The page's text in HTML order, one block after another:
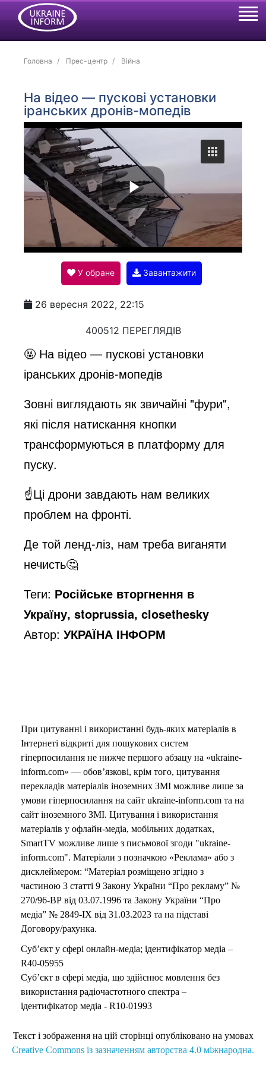
Головна Прес-центр Війна
На відео — пускові установки
іранських дронів-мопедів
P
l
a
y
V
i
d
e
o
У обране Завантажити
26 вересня 2022, 22:15
400512 ПЕРЕГЛЯДІВ
🤬 На відео — пускові установки
іранських дронів-мопедів
Зовні виглядають як звичайні "фури",
які після натискання кнопки
трансформуються в платформу для
пуску.
☝️Ці дрони завдають нам великих
проблем на фронті.
Де той ленд-ліз, нам треба виганяти
нечисть🤔
Теги: Російське вторгнення в
Україну, stoprussia, closethesky
Автор:УКРАЇНА ІНФОРМ
При цитуванні і використанні будь-яких матеріалів в
Інтернеті відкриті для пошукових систем
гіперпосилання не нижче першого абзацу на «ukraine-
inform.com» — обов’язкові, крім того, цитування
перекладів матеріалів іноземних ЗМІ можливе лише за
умови гіперпосилання на сайт ukraine-inform.com та на
сайт іноземного ЗМІ. Цитування і використання
матеріалів у офлайн-медіа, мобільних додатках,
SmartTV можливе лише з письмової згоди "ukraine-
inform.com". Матеріали з позначкою «Реклама» або з
дисклеймером: “Матеріал розміщено згідно з
частиною 3 статті 9 Закону України “Про рекламу” №
270/96-ВР від 03.07.1996 та Закону України “Про
медіа” № 2849-IX від 31.03.2023 та на підставі
Договору/рахунка.
Суб’єкт у сфері онлайн-медіа; ідентифікатор медіа –
R40-05955
Суб’єкт в сфері медіа, що здійснює мовлення без
використання радіочастотного спектра –
ідентифікатор медіа - R10-01993
Текст і зображення на цій сторінці опубліковано на умовах
Creative Commons із зазначенням авторства 4.0 міжнародна.